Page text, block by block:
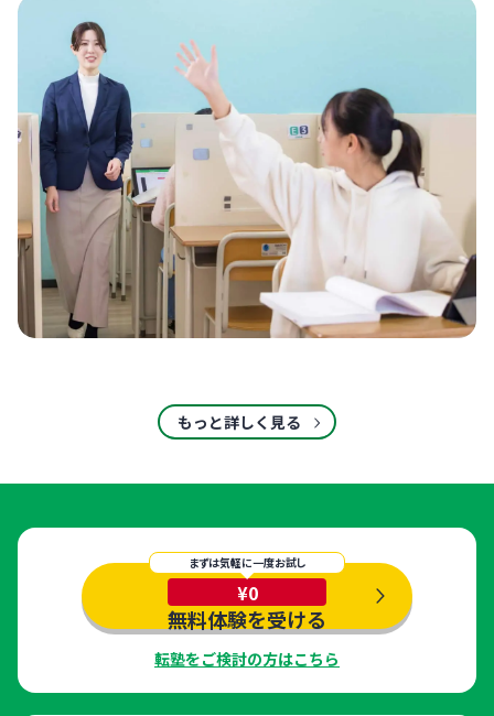
もっと詳しく見る
まずは気軽に一度お試し
¥0
無料体験を受ける
転塾をご検討の方はこちら